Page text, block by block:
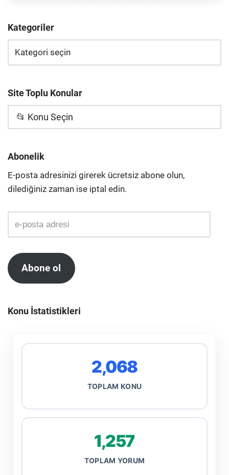
Kategoriler
Site Toplu Konular
📂 Konu Seçin
Abonelik
E-posta adresinizi girerek ücretsiz abone olun,
dilediğiniz zaman ise iptal edin.
Abone ol
Konu İstatistikleri
2,068
TOPLAM KONU
1,257
TOPLAM YORUM